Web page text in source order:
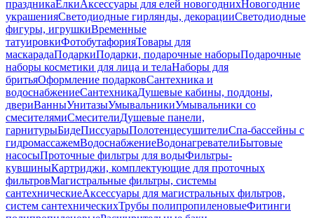
праздникаЕлкиАксессуары для елей новогоднихНовогодние
украшенияСветодиодные гирлянды, декорацииСветодиодные
фигуры, игрушкиВременные
татуировкиФотобутафорияТовары для
маскарадаПодаркиПодарки, подарочные наборыПодарочные
наборы косметики для лица и телаНаборы для
бритьяОформление подарковСантехника и
водоснабжениеСантехникаДушевые кабины, поддоны,
двериВанныУнитазыУмывальникиУмывальники со
смесителямиСмесителиДушевые панели,
гарнитурыБидеПиссуарыПолотенцесушителиСпа-бассейны с
гидромассажемВодоснабжениеВодонагревателиБытовые
насосыПроточные фильтры для водыФильтры-
кувшиныКартриджи, комплектующие для проточных
фильтровМагистральные фильтры, системы
сантехническиеАксессуары для магистральных фильтров,
систем сантехническихТрубы полипропиленовыеФитинги